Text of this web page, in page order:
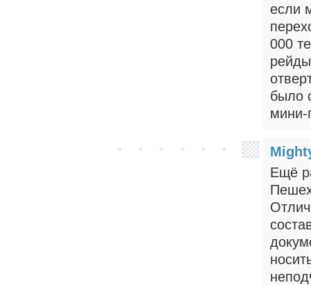
если
000
было
мини-
Ещё